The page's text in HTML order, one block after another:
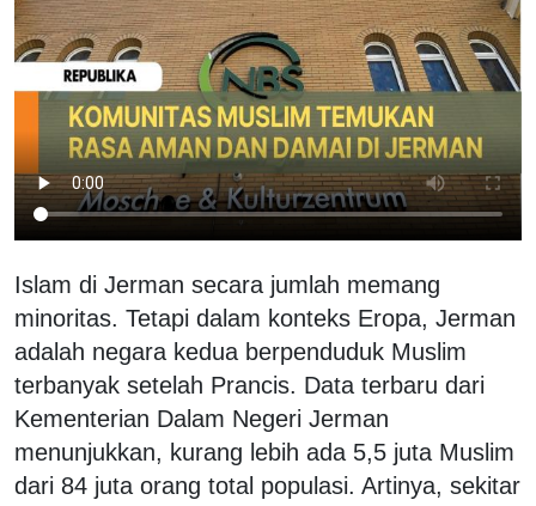
Islam di Jerman secara jumlah memang
minoritas. Tetapi dalam konteks Eropa, Jerman
adalah negara kedua berpenduduk Muslim
terbanyak setelah Prancis. Data terbaru dari
Kementerian Dalam Negeri Jerman
menunjukkan, kurang lebih ada 5,5 juta Muslim
dari 84 juta orang total populasi. Artinya, sekitar